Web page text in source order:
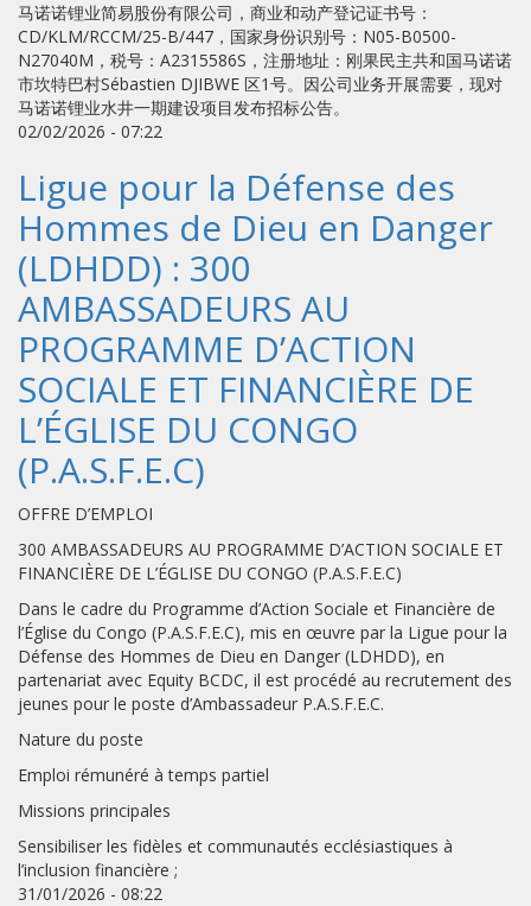
马诺诺锂业简易股份有限公司，商业和动产登记证书号：
CD/KLM/RCCM/25-B/447，国家身份识别号：N05-B0500-
N27040M，税号：A2315586S，注册地址：刚果民主共和国马诺诺
市坎特巴村Sébastien DJIBWE 区1号。因公司业务开展需要，现对
马诺诺锂业水井一期建设项目发布招标公告。
02/02/2026 - 07:22
Ligue pour la Défense des
Hommes de Dieu en Danger
(LDHDD) : 300
AMBASSADEURS AU
PROGRAMME D’ACTION
SOCIALE ET FINANCIÈRE DE
L’ÉGLISE DU CONGO
(P.A.S.F.E.C)
OFFRE D’EMPLOI
300 AMBASSADEURS AU PROGRAMME D’ACTION SOCIALE ET
FINANCIÈRE DE L’ÉGLISE DU CONGO (P.A.S.F.E.C)
Dans le cadre du Programme d’Action Sociale et Financière de
l’Église du Congo (P.A.S.F.E.C), mis en œuvre par la Ligue pour la
Défense des Hommes de Dieu en Danger (LDHDD), en
partenariat avec Equity BCDC, il est procédé au recrutement des
jeunes pour le poste d’Ambassadeur P.A.S.F.E.C.
Nature du poste
Emploi rémunéré à temps partiel
Missions principales
Sensibiliser les fidèles et communautés ecclésiastiques à
l’inclusion financière ;
31/01/2026 - 08:22